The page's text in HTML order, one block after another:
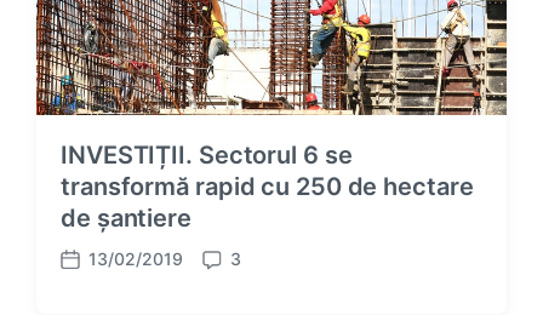
INVESTIȚII. Sectorul 6 se
transformă rapid cu 250 de hectare
de șantiere
P
13/02/2019
C
3